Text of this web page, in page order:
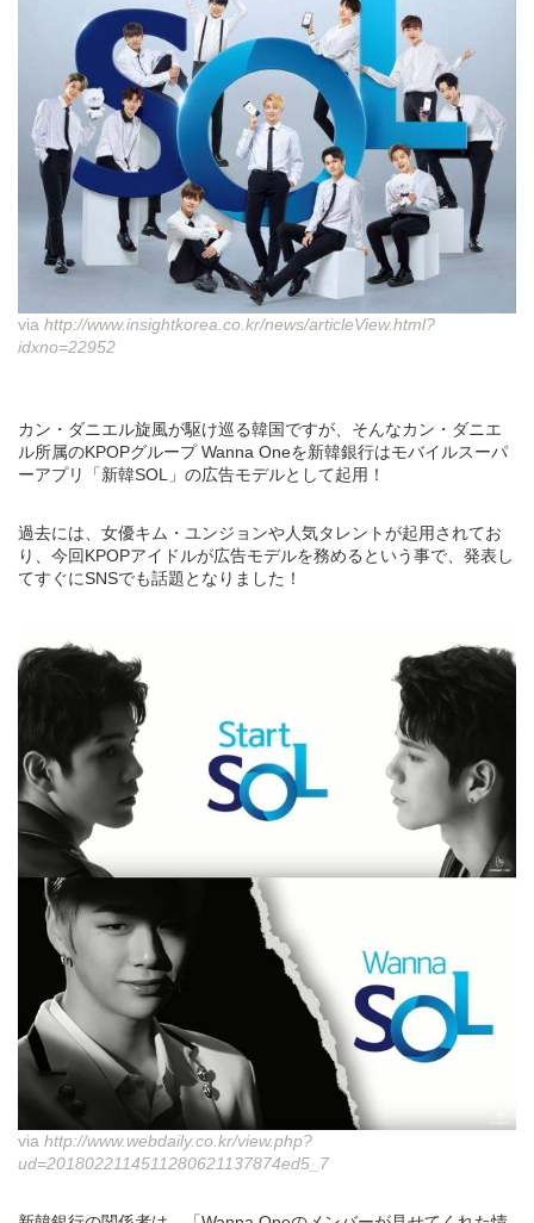
via http://www.insightkorea.co.kr/news/articleView.html?
idxno=22952
カン・ダニエル旋風が駆け巡る韓国ですが、そんなカン・ダニエ
ル所属のKPOPグループ Wanna Oneを新韓銀行はモバイルスーパ
ーアプリ「新韓SOL」の広告モデルとして起用！
過去には、女優キム・ユンジョンや人気タレントが起用されてお
り、今回KPOPアイドルが広告モデルを務めるという事で、発表し
てすぐにSNSでも話題となりました！
via http://www.webdaily.co.kr/view.php?
ud=2018022114511280621137874ed5_7